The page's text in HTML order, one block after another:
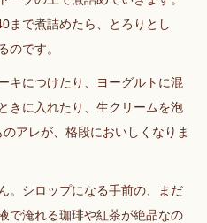
まで煮詰めたら、とろりとし
のです。
キにつけたり、ヨーグルトに混
きに入れたり、生クリームを泡
アレが、格段においしくなりま
。シロップになる手前の、まだ
で淹れる珈琲や紅茶が絶品なの